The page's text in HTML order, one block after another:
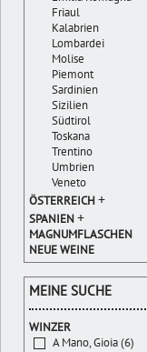
Friaul
Kalabrien
Lombardei
Molise
Piemont
Sardinien
Sizilien
Südtirol
Toskana
Trentino
Umbrien
Veneto
ÖSTERREICH+
SPANIEN+
MAGNUMFLASCHEN
NEUE WEINE
MEINE SUCHE
WINZER
A Mano, Gioia (6)